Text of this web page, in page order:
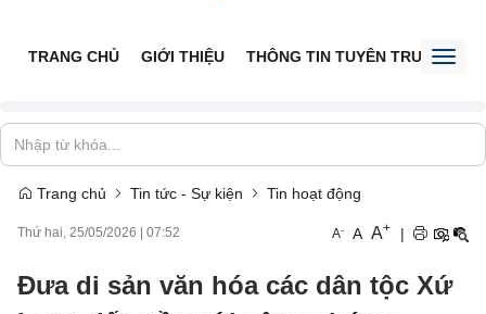
TRANG CHỦ GIỚI THIỆU THÔNG TIN TUYÊN TRUYỀN
Trang chủ Tin tức - Sự kiện Tin hoạt động
Thứ hai, 25/05/2026 07:52 A- A A+ |
Đưa di sản văn hóa các dân tộc Xứ